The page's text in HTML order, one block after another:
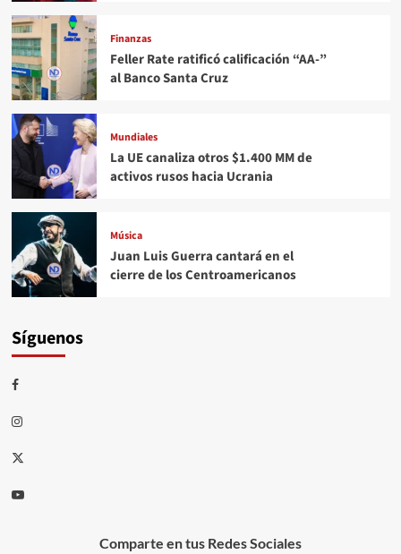
Finanzas
Feller Rate ratificó calificación “AA-”
al Banco Santa Cruz
Mundiales
La UE canaliza otros $1.400 MM de
activos rusos hacia Ucrania
Música
Juan Luis Guerra cantará en el
cierre de los Centroamericanos
Síguenos
Comparte en tus Redes Sociales